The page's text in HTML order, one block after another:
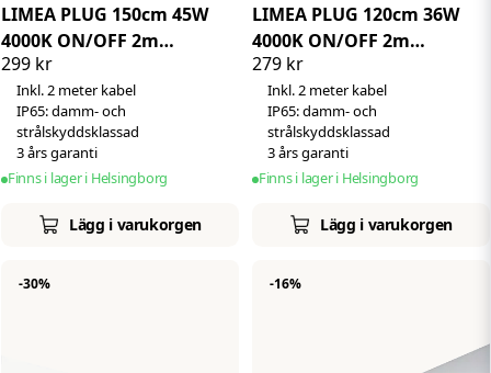
LIMEA PLUG 150cm 45W
4000K ON/OFF 2m
stickpropp och brytare
299 kr
Inkl. 2 meter kabel
IP65: damm- och
strålskyddsklassad
3 års garanti
Finns i lager i Helsingborg
Lägg i varukorgen
LIMEA PLUG 120cm 36W
4000K ON/OFF 2m
stickpropp och brytare
279 kr
Inkl. 2 meter kabel
IP65: damm- och
strålskyddsklassad
3 års garanti
Finns i lager i Helsingborg
Lägg i varukorgen
-30% -16%